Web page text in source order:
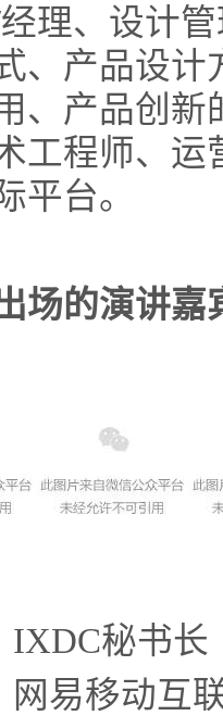
理、设计
、产品设计
、产品创新
工程师、
平台。
场的演讲
IXDC秘书长
网易移动互